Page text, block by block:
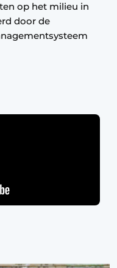
op het milieu in
door de